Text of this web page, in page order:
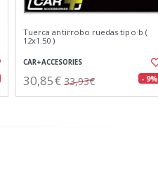
Tuerca antirrobo ruedas tipo b (
12x1.50 )
CAR+ACCESORIES
30,85€ 33,93€ - 9%